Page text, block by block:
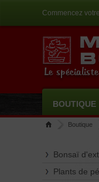
Commencez
Le
BOUTIQUE
Boutique
Bonsaï
Plants de